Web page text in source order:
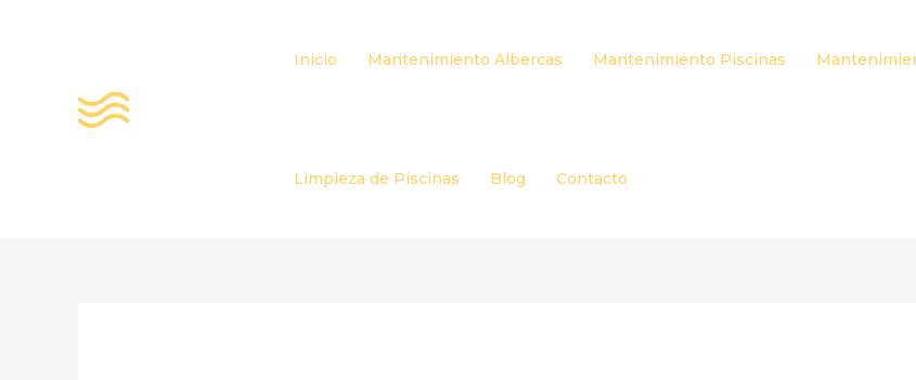
Inicio Mantenimiento Albercas Mantenimiento Piscinas
Limpieza de Piscinas Blog Contacto